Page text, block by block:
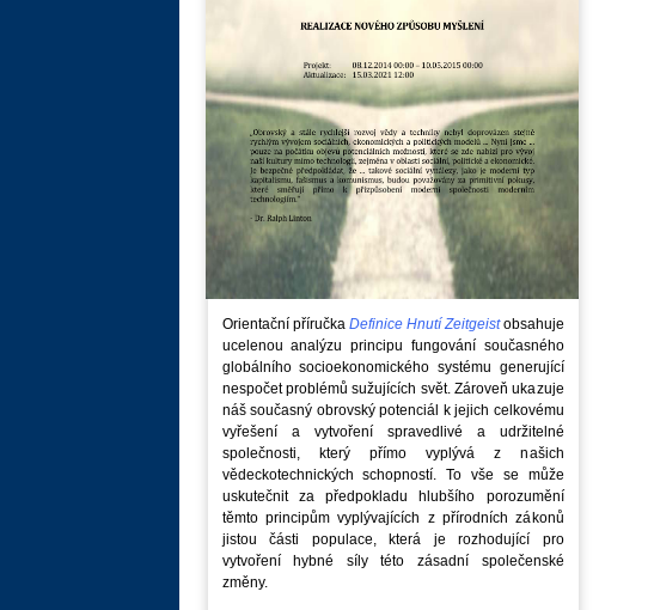
Orientační příručka Definice Hnutí Zeitgeistobsahuje
ucelenou analýzu principu fungování současného
globálního socioekonomického systému generující
nespočet problémů sužujících svět. Zároveň ukazuje
náš současný obrovský potenciál k jejich celkovému
vyřešení a vytvoření spravedlivé a udržitelné
společnosti, který přímo vyplývá z našich
vědeckotechnických schopností. To vše se může
uskutečnit za předpokladu hlubšího porozumění
těmto principům vyplývajících z přírodních zákonů
jistou části populace, která je rozhodující pro
vytvoření hybné síly této zásadní společenské
změny.